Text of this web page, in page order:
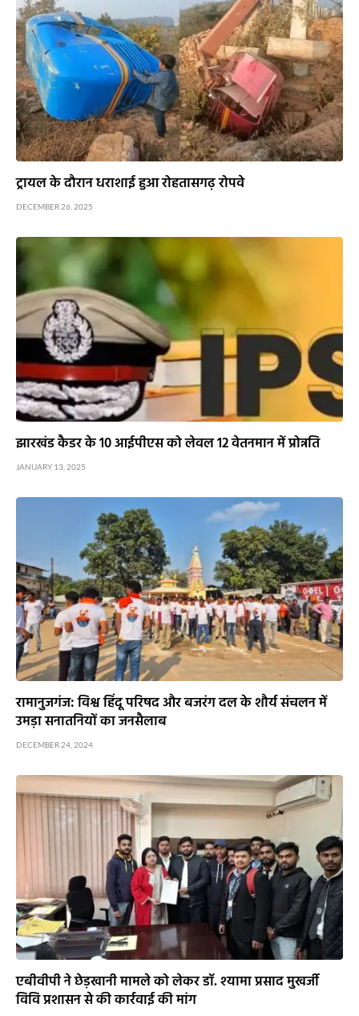
ट्रायल के दौरान धराशाई हुआ रोहतासगढ़ रोपवे
DECEMBER 26, 2025
झारखंड कैडर के 10 आईपीएस को लेवल 12 वेतनमान में प्रोन्नति
JANUARY 13, 2025
रामानुजगंज: विश्व हिंदू परिषद और बजरंग दल के शौर्य संचलन में
उमड़ा सनातनियों का जनसैलाब
DECEMBER 24, 2024
एबीवीपी ने छेड़खानी मामले को लेकर डॉ. श्यामा प्रसाद मुखर्जी
विवि प्रशासन से की कार्रवाई की मांग